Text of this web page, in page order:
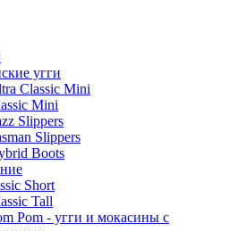
угги
Classic Mini
Mini
Slippers
Slippers
Boots
Short
Tall
Pom - угги и мокасины с